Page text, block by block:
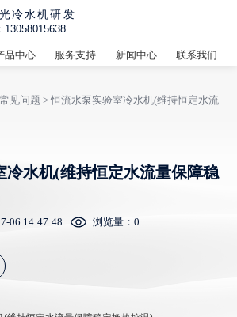
冷水机研发
13058015638
品中心 服务支持 新闻中心 联系我们
常见问题 > 恒流水泵实验室冷水机(维持恒定水流
冷水机(维持恒定水流量保障稳
06 14:47:48 浏览量： 0